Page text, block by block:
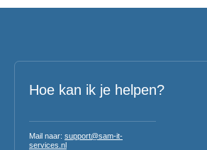
Hoe kan ik je helpen?
Mail naar: support@sam-it-
services.nl